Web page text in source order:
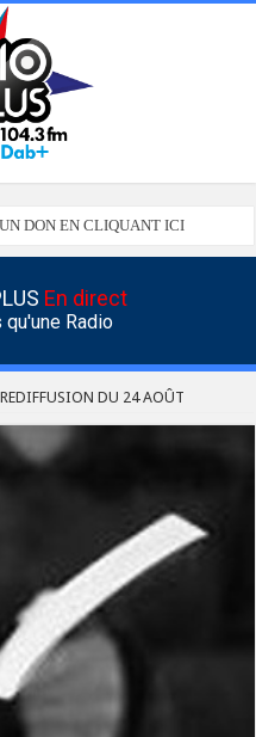
DON EN CLIQUANT ICI
En direct
qu'une Radio
REDIFFUSION DU 24 AOÛT